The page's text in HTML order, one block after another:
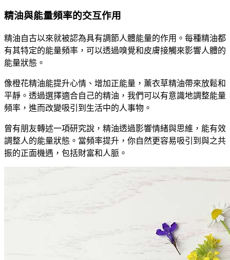
精油與能量頻率的交互作用
精油自古以來就被認為具有調節人體能量的作用。每種精油都
有其特定的能量頻率，可以透過嗅覺和皮膚接觸來影響人體的
能量狀態。
像橙花精油能提升心情、增加正能量，薰衣草精油帶來放鬆和
平靜。透過選擇適合自己的精油，我們可以有意識地調整能量
頻率，進而改變吸引到生活中的人事物。
曾有朋友轉述一項研究說，精油透過影響情緒與思維，能有效
調整人的能量狀態。當頻率提升，你自然更容易吸引到與之共
振的正面機遇，包括財富和人脈。